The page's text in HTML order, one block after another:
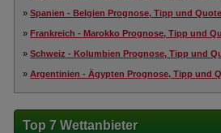
»Spanien - Belgien Prognose, Tipp und
»Frankreich - Marokko Prognose, Tipp und
»Schweiz - Kolumbien Prognose, Tipp und
»Argentinien - Ägypten Prognose, Tipp und
Top 7 Wettanbieter